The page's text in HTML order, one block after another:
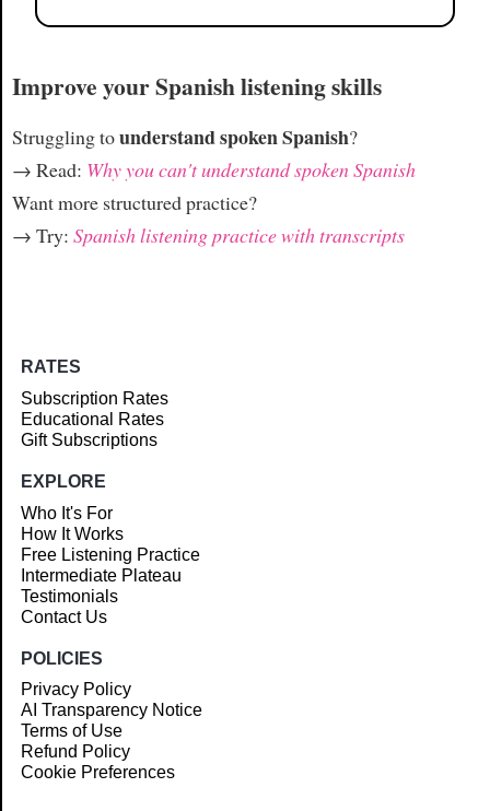
Improve your Spanish listening skills
Struggling tounderstand spoken Spanish?
→ Read: Why you can't understand spoken Spanish
Want more structured practice?
→ Try: Spanish listening practice with transcripts
RATES
Subscription Rates
Educational Rates
Gift Subscriptions
EXPLORE
Who It's For
How It Works
Free Listening Practice
Intermediate Plateau
Testimonials
Contact Us
POLICIES
Privacy Policy
AI Transparency Notice
Terms of Use
Refund Policy
Cookie Preferences